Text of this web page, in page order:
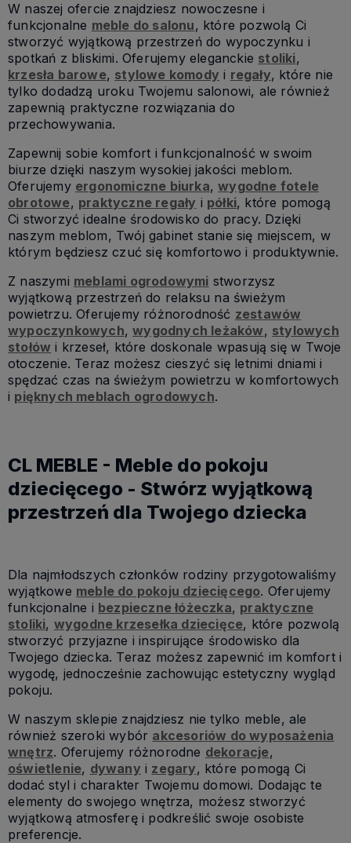
W naszej ofercie znajdziesz nowoczesne i
funkcjonalne meble do salonu, które pozwolą Ci
stworzyć wyjątkową przestrzeń do wypoczynku i
spotkań z bliskimi. Oferujemy eleganckie stoliki,
krzesła barowe, stylowe komody i regały, które nie
tylko dodadzą uroku Twojemu salonowi, ale również
zapewnią praktyczne rozwiązania do
przechowywania.
Zapewnij sobie komfort i funkcjonalność w swoim
biurze dzięki naszym wysokiej jakości meblom.
Oferujemy ergonomiczne biurka,wygodne fotele
obrotowe, praktyczne regały i półki, które pomogą
Ci stworzyć idealne środowisko do pracy. Dzięki
naszym meblom, Twój gabinet stanie się miejscem, w
którym będziesz czuć się komfortowo i produktywnie.
Z naszymi meblami ogrodowymi stworzysz
wyjątkową przestrzeń do relaksu na świeżym
powietrzu. Oferujemy różnorodność zestawów
wypoczynkowych,wygodnych leżaków, stylowych
stołów i krzeseł, które doskonale wpasują się w Twoje
otoczenie. Teraz możesz cieszyć się letnimi dniami i
spędzać czas na świeżym powietrzu w komfortowych
i pięknych meblach ogrodowych.
CL MEBLE - Meble do pokoju
dziecięcego - Stwórz wyjątkową
przestrzeń dla Twojego dziecka
Dla najmłodszych członków rodziny przygotowaliśmy
wyjątkowe meble do pokoju dziecięcego. Oferujemy
funkcjonalne i bezpieczne łóżeczka, praktyczne
stoliki, wygodne krzesełka dziecięce, które pozwolą
stworzyć przyjazne i inspirujące środowisko dla
Twojego dziecka. Teraz możesz zapewnić im komfort i
wygodę, jednocześnie zachowując estetyczny wygląd
pokoju.
W naszym sklepie znajdziesz nie tylko meble, ale
również szeroki wybór akcesoriów do wyposażenia
wnętrz. Oferujemy różnorodne dekoracje,
oświetlenie, dywany i zegary, które pomogą Ci
dodać styl i charakter Twojemu domowi. Dodając te
elementy do swojego wnętrza, możesz stworzyć
wyjątkową atmosferę i podkreślić swoje osobiste
preferencje.